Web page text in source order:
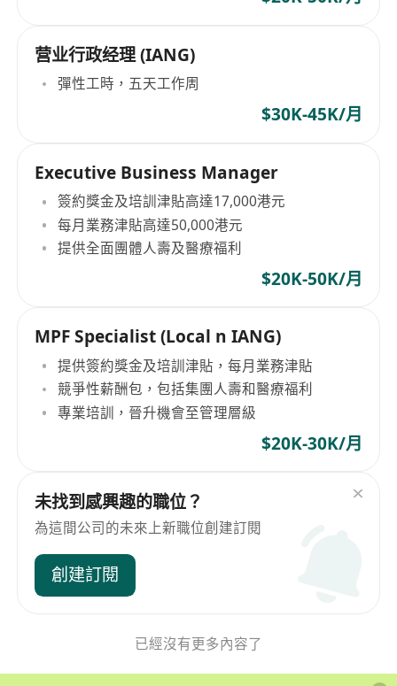
营业行政经理 (IANG)
彈性工時，五天工作周
$30K-45K/月
Executive Business Manager
簽約獎金及培訓津貼高達17,000港元
每月業務津貼高達50,000港元
提供全面團體人壽及醫療福利
$20K-50K/月
MPF Specialist (Local n IANG)
提供簽約獎金及培訓津貼，每月業務津貼
競爭性薪酬包，包括集團人壽和醫療福利
專業培訓，晉升機會至管理層級
$20K-30K/月
未找到感興趣的職位？
為這間公司的未來上新職位創建訂閱
創建訂閱
已經沒有更多內容了